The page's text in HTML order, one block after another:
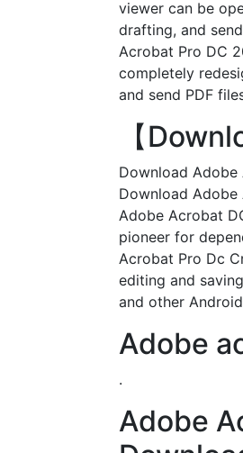
viewer can be
drafting, and
Acrobat Pro DC
completely
and send PDF
【
Download Adobe
Download Adobe
Adobe Acrobat
pioneer for
Acrobat Pro Dc
editing and
and other
Adobe
.
Adobe